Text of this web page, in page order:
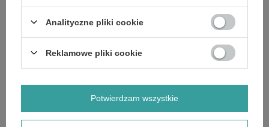
Maksymalny przepływ wody 450 l/h
Materiał głowicy pompy / tłoku aluminium/ stal nierdzewna
Rodzaj pistoletu T3 - plastik
Beben na wąż zintegrowany
Dysza rotacyjna
Analityczne pliki cookie
Reklamowe pliki cookie
Potwierdzam wszystkie